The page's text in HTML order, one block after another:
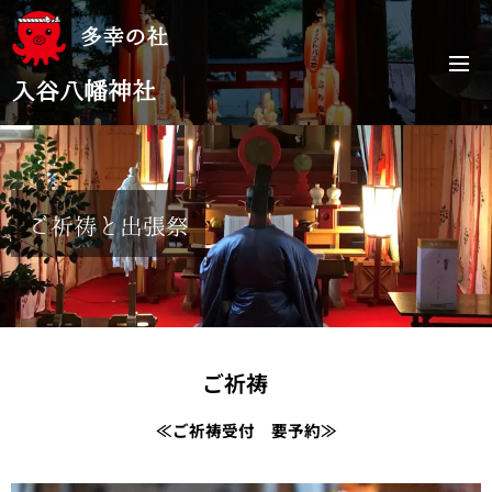
多幸の社
入谷八幡神社
ご祈祷と出張祭
ご祈祷
≪ご祈祷受付 要予約≫